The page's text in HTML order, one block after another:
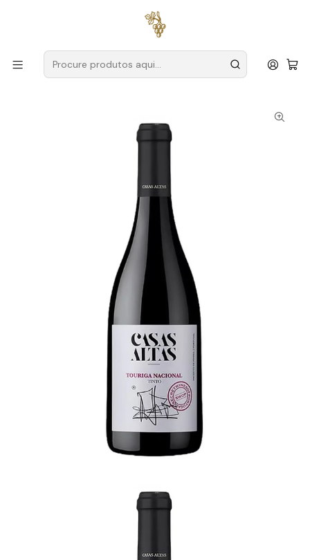
para encomendas a partir de
Produtores Beira Interior
Casas Altas
Casas Altas Touriga Nacional 2018 Beira Interior Tinto 75cl